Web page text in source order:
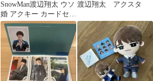
SnowMan渡辺翔太 ウソ
婚 アクキー カードセッ
ト
渡辺翔太 アクスタ